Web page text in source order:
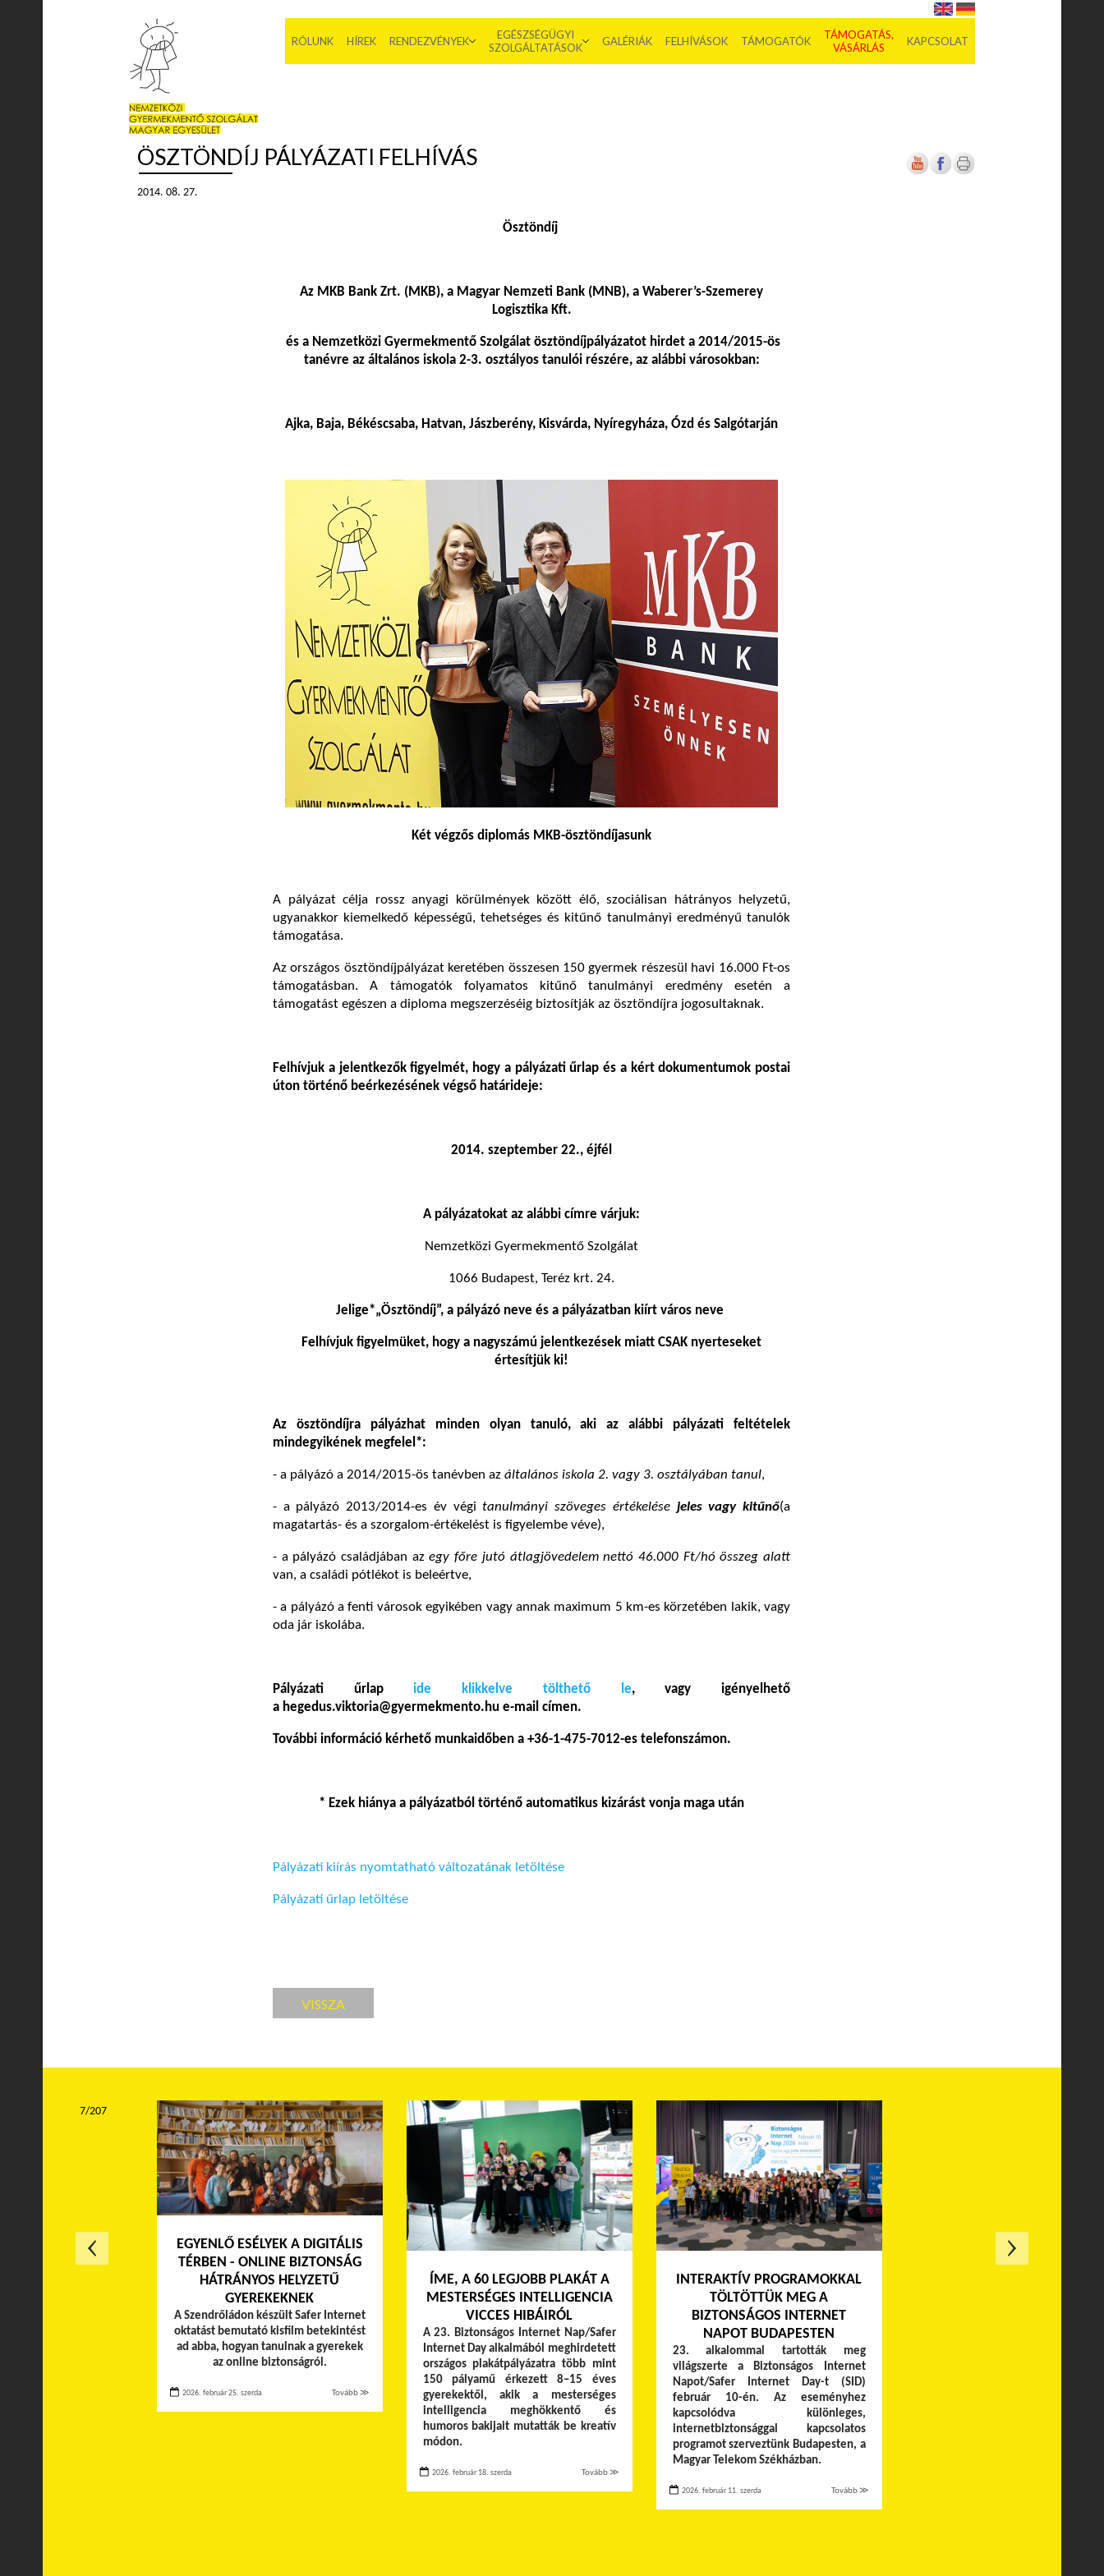
RÓLUNK HÍREK RENDEZVÉNYEK
EGÉSZSÉGÜGYI
SZOLGÁLTATÁSOK
GALÉRIÁK FELHÍVÁSOK TÁMOGATÓK
TÁMOGATÁS,
VÁSÁRLÁS
KAPCSOLAT
ÖSZTÖNDÍJ PÁLYÁZATI FELHÍVÁS
2014. 08. 27.
Ösztöndíj
Az MKB Bank Zrt. (MKB), a Magyar Nemzeti Bank (MNB), a Waberer’s-Szemerey
Logisztika Kft.
és a Nemzetközi Gyermekmentő Szolgálat ösztöndíjpályázatot hirdet a 2014/2015-ös
tanévre az általános iskola 2-3. osztályos tanulói részére, az alábbi városokban:
Ajka, Baja, Békéscsaba, Hatvan, Jászberény, Kisvárda, Nyíregyháza, Ózd és Salgótarján
Két végzős diplomás MKB-ösztöndíjasunk
A pályázat célja rossz anyagi körülmények között élő, szociálisan hátrányos helyzetű,
ugyanakkor kiemelkedő képességű, tehetséges és kitűnő tanulmányi eredményű tanulók
támogatása.
Az országos ösztöndíjpályázat keretében összesen 150 gyermek részesül havi 16.000 Ft-os
támogatásban. A támogatók folyamatos kitűnő tanulmányi eredmény esetén a
támogatást egészen a diploma megszerzéséig biztosítják az ösztöndíjra jogosultaknak.
Felhívjuk a jelentkezők figyelmét, hogy a pályázati űrlap és a kért dokumentumok postai
úton történő beérkezésének végső határideje:
2014. szeptember 22., éjfél
A pályázatokat az alábbi címre várjuk:
Nemzetközi Gyermekmentő Szolgálat
1066 Budapest, Teréz krt. 24.
Jelige*„Ösztöndíj”, a pályázó neve és a pályázatban kiírt város neve
Felhívjuk figyelmüket, hogy a nagyszámú jelentkezések miatt CSAK nyerteseket
értesítjük ki!
Az ösztöndíjra pályázhat minden olyan tanuló, aki az alábbi pályázati feltételek
mindegyikének megfelel*:
- a pályázó a 2014/2015-ös tanévben az általános iskola 2. vagy 3. osztályában tanul,
- a pályázó 2013/2014-es év végitanulmányi szöveges értékelése jeles vagy kitűnő(a
magatartás- és a szorgalom-értékelést is figyelembe véve),
- a pályázó családjában azegy főre jutó átlagjövedelem nettó 46.000 Ft/hó összeg alatt
van, a családi pótlékot is beleértve,
- a pályázó a fenti városok egyikében vagy annak maximum 5 km-es körzetében lakik, vagy
oda jár iskolába.
Pályázati űrlap ide klikkelve tölthető le, vagy igényelhető
a hegedus.viktoria@gyermekmento.hu e-mail címen.
További információ kérhető munkaidőben a +36-1-475-7012-es telefonszámon.
* Ezek hiánya a pályázatból történő automatikus kizárást vonja maga után
Pályázati kiírás nyomtatható változatának letöltése
Pályázati űrlap letöltése
VISSZA
EGYENLŐ ESÉLYEK A DIGITÁLIS
TÉRBEN - ONLINE BIZTONSÁG
HÁTRÁNYOS HELYZETŰ
GYEREKEKNEK
A Szendrőládon készült Safer Internet
oktatást bemutató kisfilm betekintést
ad abba, hogyan tanulnak a gyerekek
az online biztonságról.
2026. február 25. szerda Tovább ≫
ÍME, A 60 LEGJOBB PLAKÁT A
MESTERSÉGES INTELLIGENCIA
VICCES HIBÁIRÓL
A 23. Biztonságos Internet Nap/Safer
Internet Day alkalmából meghirdetett
országos plakátpályázatra több mint
150 pályamű érkezett 8–15 éves
gyerekektől, akik a mesterséges
intelligencia meghökkentő és
humoros bakijait mutatták be kreatív
módon.
2026. február 18. szerda Tovább ≫
INTERAKTÍV PROGRAMOKKAL
TÖLTÖTTÜK MEG A
BIZTONSÁGOS INTERNET
NAPOT BUDAPESTEN
23. alkalommal tartották meg
világszerte a Biztonságos Internet
Napot/Safer Internet Day-t (SID)
február 10-én. Az eseményhez
kapcsolódva különleges,
internetbiztonsággal kapcsolatos
programot szerveztünk Budapesten, a
Magyar Telekom Székházban.
2026. február 11. szerda Tovább ≫
7/207